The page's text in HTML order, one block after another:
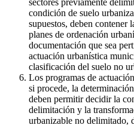
condición de suelo
supuestos, deben contener
planes de ordenación
documentación que sea
actuación urbanística
clasificación del suelo no
Los programas de
si procede, la
deben permitir decidir la
delimitación y la
urbanizable no delimitado,